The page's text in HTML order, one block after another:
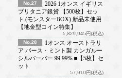
No.27
2026 1オンス イギリス
ブリタニア銀貨 【500枚】セッ
ト (モンスターBOX) 新品未使用
【地金型コイン特集】
5,829,945円(税込)
No.28
1オンス オーストラリ
ア パース・ミント製 カンガルー
シルバーバー 99.99% ■【5枚】セ
ット
57,910円(税込)